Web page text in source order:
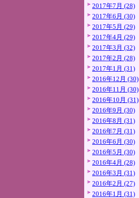
2017年7月 (28)
2017年6月 (30)
2017年5月 (29)
2017年4月 (29)
2017年3月 (32)
2017年2月 (28)
2017年1月 (31)
2016年12月 (30)
2016年11月 (30)
2016年10月 (31)
2016年9月 (30)
2016年8月 (31)
2016年7月 (31)
2016年6月 (30)
2016年5月 (30)
2016年4月 (28)
2016年3月 (31)
2016年2月 (27)
2016年1月 (31)